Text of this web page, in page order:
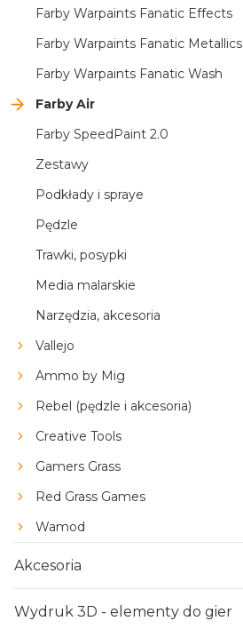
Farby Warpaints Fanatic Effects
Farby Warpaints Fanatic Metallics
Farby Warpaints Fanatic Wash
Farby Air
Farby SpeedPaint 2.0
Zestawy
Podkłady i spraye
Pędzle
Trawki, posypki
Media malarskie
Narzędzia, akcesoria
Vallejo
Ammo by Mig
Rebel (pędzle i akcesoria)
Creative Tools
Gamers Grass
Red Grass Games
Wamod
Akcesoria
Wydruk 3D - elementy do gier